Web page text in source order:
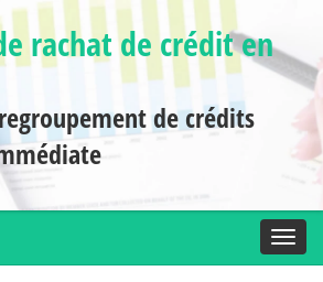
rachat de crédit en
de crédits